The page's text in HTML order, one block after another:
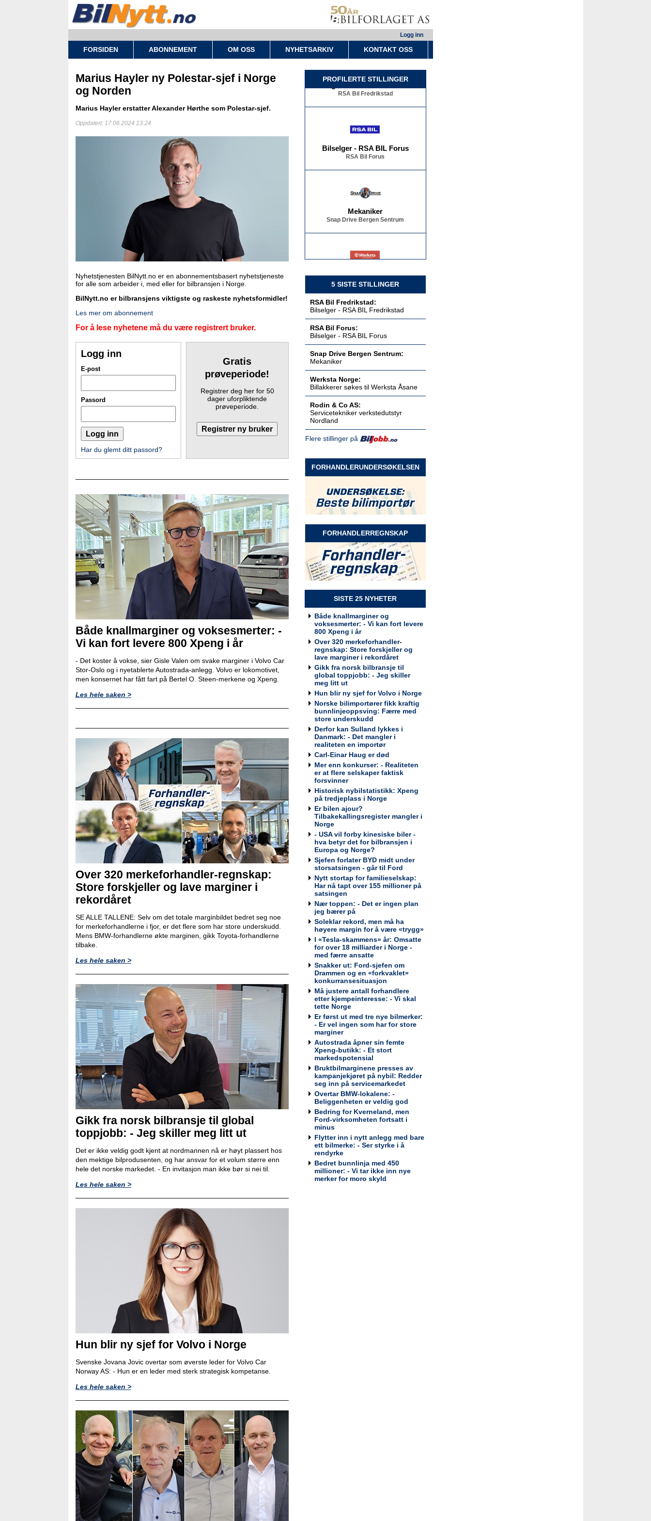
Logg inn
FORSIDEN ABONNEMENT OM OSS NYHETSARKIV KONTAKT OSS
Marius Hayler ny Polestar-sjef i Norge
og Norden
Marius Hayler erstatter Alexander Hørthe som Polestar-sjef.
Oppdatert: 17.06.2024 13:24
Nyhetstjenesten BilNytt.no er en abonnementsbasert nyhetstjeneste
for alle som arbeider i, med eller for bilbransjen i Norge.
BilNytt.no er bilbransjens viktigste og raskeste nyhetsformidler!
Les mer om abonnement
For å lese nyhetene må du være registrert bruker.
Logg inn
E-post
Passord
Har du glemt ditt passord?
Gratis
prøveperiode!
Registrer deg her for 50
dager uforpliktende
prøveperiode.
Både knallmarginer og voksesmerter: -
Vi kan fort levere 800 Xpeng i år
- Det koster å vokse, sier Gisle Valen om svake marginer i Volvo Car
Stor-Oslo og i nyetablerte Autostrada-anlegg. Volvo er lokomotivet,
men konsernet har fått fart på Bertel O. Steen-merkene og Xpeng.
Les hele saken >
Over 320 merkeforhandler-regnskap:
Store forskjeller og lave marginer i
rekordåret
SE ALLE TALLENE: Selv om det totale marginbildet bedret seg noe
for merkeforhandlerne i fjor, er det flere som har store underskudd.
Mens BMW-forhandlerne økte marginen, gikk Toyota-forhandlerne
tilbake.
Les hele saken >
Gikk fra norsk bilbransje til global
toppjobb: - Jeg skiller meg litt ut
Det er ikke veldig godt kjent at nordmannen nå er høyt plassert hos
den mektige bilprodusenten, og har ansvar for et volum større enn
hele det norske markedet. - En invitasjon man ikke bør si nei til.
Les hele saken >
Hun blir ny sjef for Volvo i Norge
Svenske Jovana Jovic overtar som øverste leder for Volvo Car
Norway AS: - Hun er en leder med sterk strategisk kompetanse.
Les hele saken >
PROFILERTE STILLINGER
Bilselger - RSA BIL Fredrikstad
RSA Bil Forus
Snap Drive Bergen Sentrum
Werksta Norge
Servicetekniker verkstedutstyr
Nordland
Servicetekniker verkstedutstyr
Østlandet
Rodin & Co AS
Rodin & Co AS
Rodin & Co AS
Selger kundeservice
Rodin & Co AS
Billakkerer søkes til Werksta
Grorud
Werksta Norge
Kundemottaker og Takserer for
Werksta Grorud
Werksta Norge
Salgssjef
Møller Bil Outlet Alnabru
Servicemarkedsleder
Sulland Lier
Teknisk kontrollør
Viking Kontroll AS
Avdelingsleder / Kundemottaker
Mekonomen Bilverksted, Arna
Bilmekaniker / Service Technician -
Haugesund
Tesla Norway AS
Bilmekaniker / Service Technician -
Tesla Norway AS
Bilmekaniker / Service Technician -
Tesla Norway AS
5 SISTE STILLINGER
RSA Bil Fredrikstad:
Bilselger - RSA BIL Fredrikstad
RSA Bil Forus:
Bilselger - RSA BIL Forus
Snap Drive Bergen Sentrum:
Mekaniker
Werksta Norge:
Billakkerer søkes til Werksta Åsane
Rodin & Co AS:
Servicetekniker verkstedutstyr
Nordland
Flere stillinger på
FORHANDLERUNDERSØKELSEN
FORHANDLERREGNSKAP
SISTE 25 NYHETER
Både knallmarginer og
voksesmerter: - Vi kan fort levere
800 Xpeng i år
Over 320 merkeforhandler-
regnskap: Store forskjeller og
lave marginer i rekordåret
Gikk fra norsk bilbransje til
global toppjobb: - Jeg skiller
meg litt ut
Hun blir ny sjef for Volvo i Norge
Norske bilimportører fikk kraftig
bunnlinjeoppsving: Færre med
store underskudd
Derfor kan Sulland lykkes i
Danmark: - Det mangler i
realiteten en importør
Carl-Einar Haug er død
Mer enn konkurser: - Realiteten
er at flere selskaper faktisk
forsvinner
Historisk nybilstatistikk: Xpeng
på tredjeplass i Norge
Er bilen ajour?
Tilbakekallingsregister mangler i
Norge
- USA vil forby kinesiske biler -
hva betyr det for bilbransjen i
Europa og Norge?
Sjefen forlater BYD midt under
storsatsingen - går til Ford
Nytt stortap for familieselskap:
Har nå tapt over 155 millioner på
satsingen
Nær toppen: - Det er ingen plan
jeg bærer på
Soleklar rekord, men må ha
høyere margin for å være «trygg»
I «Tesla-skammens» år: Omsatte
for over 18 milliarder i Norge -
med færre ansatte
Snakker ut: Ford-sjefen om
Drammen og en «forkvaklet»
konkurransesituasjon
Må justere antall forhandlere
etter kjempeinteresse: - Vi skal
tette Norge
Er først ut med tre nye bilmerker:
- Er vel ingen som har for store
marginer
Autostrada åpner sin femte
Xpeng-butikk: - Et stort
markedspotensial
Bruktbilmarginene presses av
kampanjekjøret på nybil: Redder
seg inn på servicemarkedet
Overtar BMW-lokalene: -
Beliggenheten er veldig god
Bedring for Kverneland, men
Ford-virksomheten fortsatt i
minus
Flytter inn i nytt anlegg med bare
ett bilmerke: - Ser styrke i å
rendyrke
Bedret bunnlinja med 450
millioner: - Vi tar ikke inn nye
merker for moro skyld